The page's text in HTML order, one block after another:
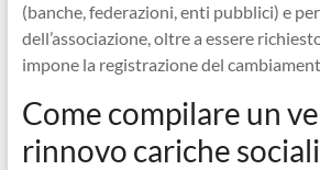
(banche, federazioni, enti pubblici) e
dell’associazione, oltre a essere
impone la registrazione del
Come compilare un
rinnovo cariche